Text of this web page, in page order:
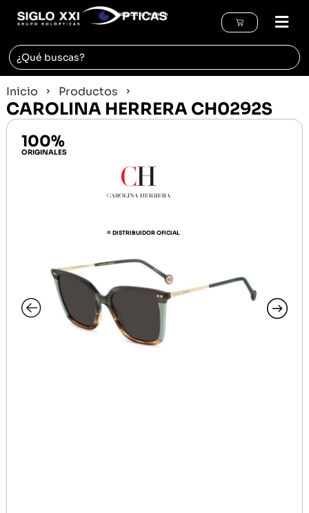
REGIÓN DE MURCIA
Inicio Productos
CAROLINA HERRERA CH0292S
100%
ORIGINALES
© DISTRIBUIDOR OFICIAL